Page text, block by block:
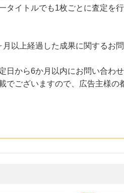
イトルでも1枚ごとに査定を
以上経過した成果に関するお
から6か月以内にお問い合わせ
ございますので、広告主様の